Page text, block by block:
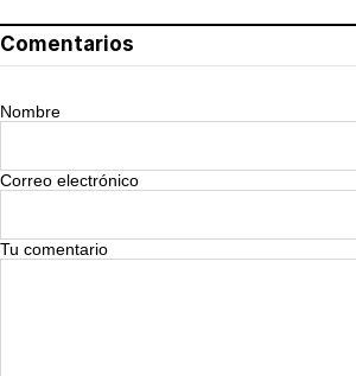
Comentarios
Nombre
Correo electrónico
Tu comentario